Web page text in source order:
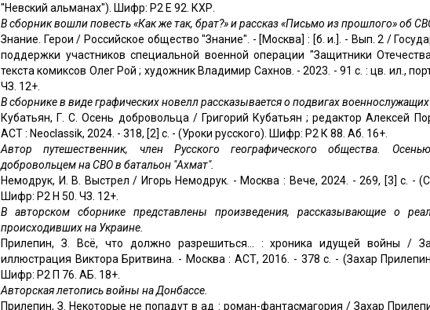
"Невский альманах"). Шифр: Р2 Е 92. КХР.
В сборник вошли повесть «Как же так, брат?» и рассказ «Письмо из прошлого» об
Знание. Герои / Российское общество "Знание". - [Москва] : [б. и.]. - Вып. 2 /
поддержки участников специальной военной операции "Защитники
текста комиксов Олег Рой ; художник Владимир Сахнов. - 2023. - 91 с. : цв. ил.,
ЧЗ. 12+.
В сборнике в виде графических новелл рассказывается о подвигах
Кубатьян, Г. С. Осень добровольца / Григорий Кубатьян ; редактор Алексей
АСТ : Neoclassik, 2024. - 318, [2] с. - (Уроки русского). Шифр: Р2 К 88. Аб. 16+.
Автор путешественник, член Русского географического общества.
добровольцем на СВО в батальон "Ахмат".
Немодрук, И. В. Выстрел / Игорь Немодрук. - Москва : Вече, 2024. - 269, [3] с. -
Шифр: Р2 Н 50. ЧЗ. 12+.
В авторском сборнике представлены произведения, рассказывающие о
происходивших на Украине.
Прилепин, З. Всё, что должно разрешиться... : хроника идущей войны /
иллюстрация Виктора Бритвина. - Москва : АСТ, 2016. - 378 с. - (Захар
Шифр: Р2 П 76. АБ. 18+.
Авторская летопись войны на Донбассе.
Прилепин, З. Некоторые не попадут в ад : роман-фантасмагория / Захар